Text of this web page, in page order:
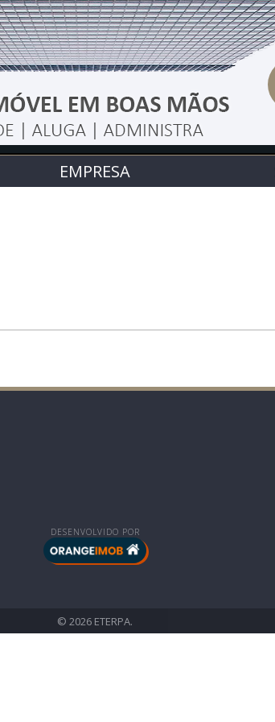
EMPRESA
DESENVOLVIDO POR
© 2026 ETERPA.